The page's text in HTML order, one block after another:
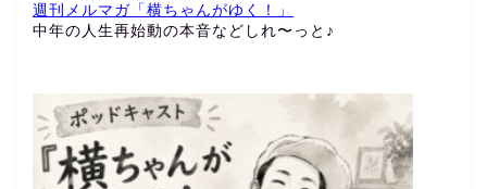
週刊メルマガ「横ちゃんがゆく！」
中年の人生再始動の本音などしれ〜っと♪